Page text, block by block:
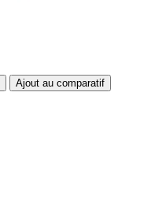
Ajout au comparatif